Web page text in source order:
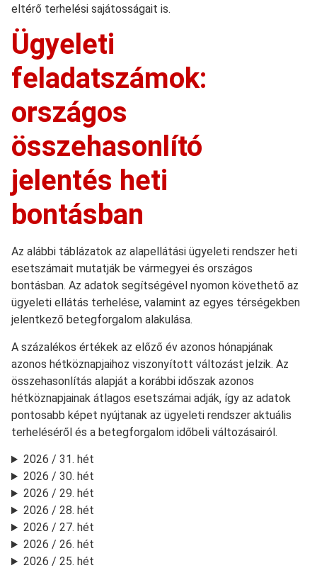
eltérő terhelési sajátosságait is.
Ügyeleti
feladatszámok:
országos
összehasonlító
jelentés heti
bontásban
Az alábbi táblázatok az alapellátási ügyeleti rendszer heti
esetszámait mutatják be vármegyei és országos
bontásban. Az adatok segítségével nyomon követhető az
ügyeleti ellátás terhelése, valamint az egyes térségekben
jelentkező betegforgalom alakulása.
A százalékos értékek az előző év azonos hónapjának
azonos hétköznapjaihoz viszonyított változást jelzik. Az
összehasonlítás alapját a korábbi időszak azonos
hétköznapjainak átlagos esetszámai adják, így az adatok
pontosabb képet nyújtanak az ügyeleti rendszer aktuális
terheléséről és a betegforgalom időbeli változásairól.
2026 / 31. hét
2026 / 30. hét
2026 / 29. hét
2026 / 28. hét
2026 / 27. hét
2026 / 26. hét
2026 / 25. hét